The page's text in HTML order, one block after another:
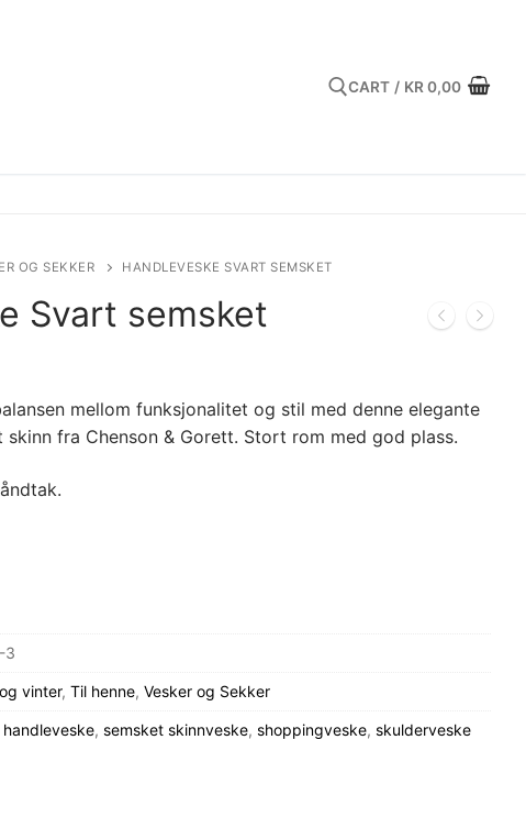
CART / KR 0,00
OG SEKKER HANDLEVESKE SVART SEMSKET
Svart semsket
mellom funksjonalitet og stil med denne elegante
skinn fra Chenson & Gorett. Stort rom med god plass.
3
vinter, Til henne, Vesker og Sekker
handleveske, semsket skinnveske, shoppingveske, skulderveske